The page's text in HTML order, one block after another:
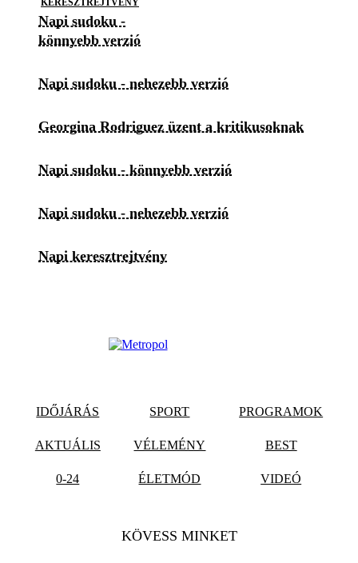
KERESZTREJTVÉNY
Napi sudoku -
könnyebb verzió
Napi sudoku - nehezebb verzió
Georgina Rodriguez üzent a kritikusoknak
Napi sudoku - könnyebb verzió
Napi sudoku - nehezebb verzió
Napi keresztrejtvény
IDŐJÁRÁS SPORT PROGRAMOK
AKTUÁLIS VÉLEMÉNY BEST
0-24 ÉLETMÓD VIDEÓ
KÖVESS MINKET